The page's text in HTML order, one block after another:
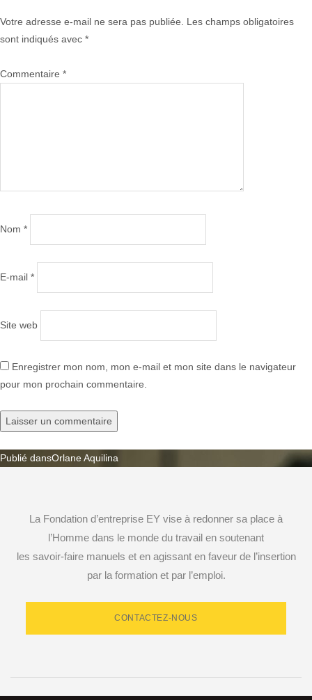
Votre adresse e-mail ne sera pas publiée.
Les champs obligatoires
sont indiqués avec *
Commentaire *
Nom *
E-mail *
Site web
Enregistrer mon nom, mon e-mail et mon site dans le navigateur
pour mon prochain commentaire.
Navigation
l’article
Publié dansOrlane Aquilina
La Fondation d’entreprise EY vise à redonner sa place à
l’Homme dans le monde du travail en soutenant
les savoir-faire manuels et en agissant en faveur de l’insertion
par la formation et par l’emploi.
CONTACTEZ-NOUS